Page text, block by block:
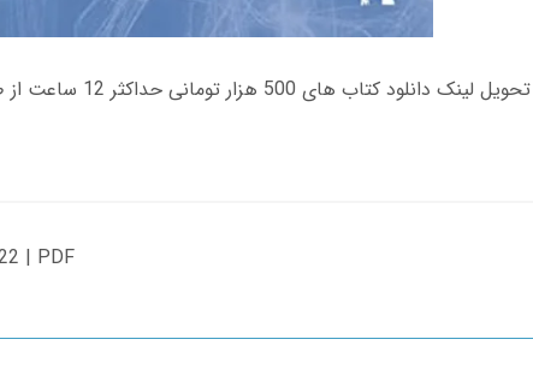
زمان تحویل کتاب های 600 هزار تومانی دانلود فوری از حساب
| PDF